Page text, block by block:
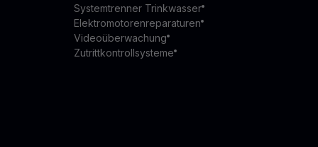
Systemtrenner Trinkwasser
Elektromotorenreparaturen
Videoüberwachung
Zutrittkontrollsysteme